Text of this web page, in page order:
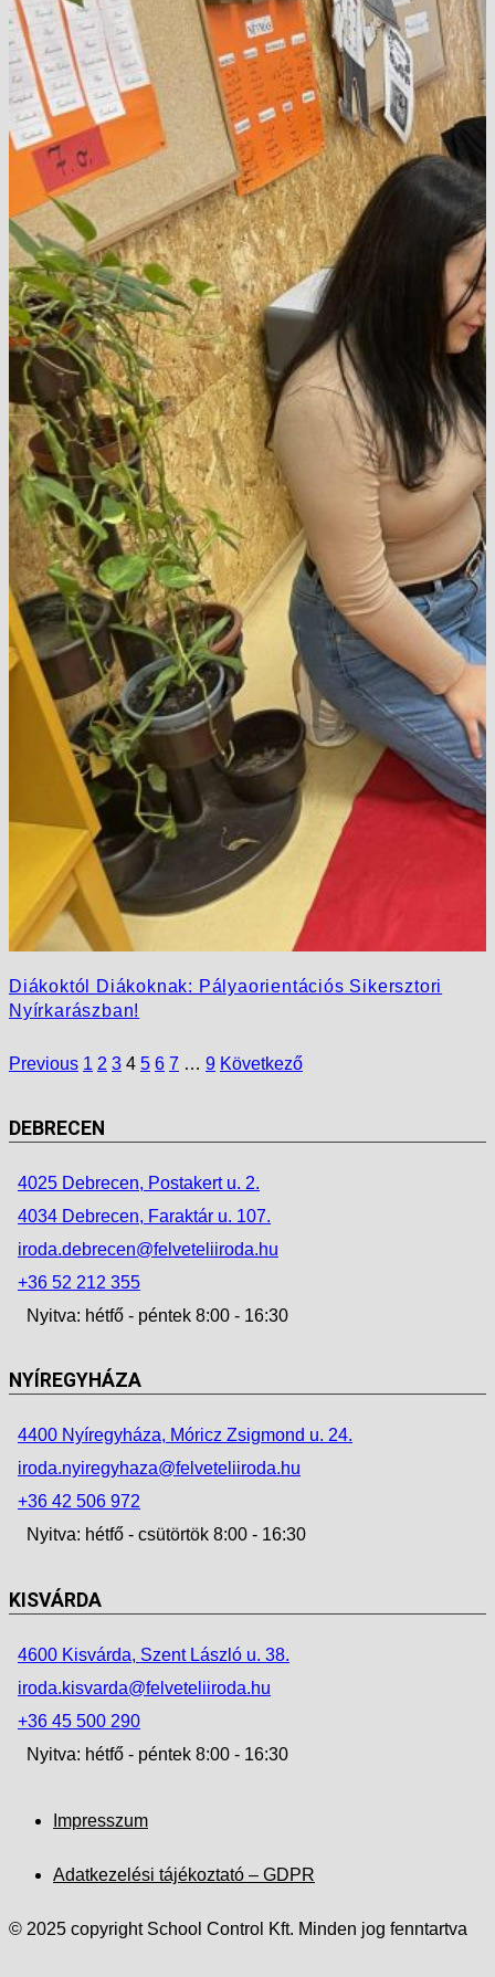
Diákoktól Diákoknak: Pályaorientációs Sikersztori
Nyírkarászban!
Previous 1 2 3 4 5 6 7 … 9 Következő
DEBRECEN
4025 Debrecen, Postakert u. 2.
4034 Debrecen, Faraktár u. 107.
iroda.debrecen@felveteliiroda.hu
+36 52 212 355
Nyitva: hétfő - péntek 8:00 - 16:30
NYÍREGYHÁZA
4400 Nyíregyháza, Móricz Zsigmond u. 24.
iroda.nyiregyhaza@felveteliiroda.hu
+36 42 506 972
Nyitva: hétfő - csütörtök 8:00 - 16:30
KISVÁRDA
4600 Kisvárda, Szent László u. 38.
iroda.kisvarda@felveteliiroda.hu
+36 45 500 290
Nyitva: hétfő - péntek 8:00 - 16:30
Impresszum
Adatkezelési tájékoztató – GDPR
© 2025 copyright School Control Kft. Minden jog fenntartva